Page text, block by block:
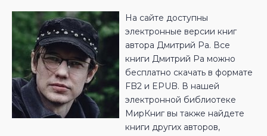
На сайте доступны
электронные версии книг
автора Дмитрий Ра. Все
книги Дмитрий Ра можно
бесплатно скачать в формате
FB2 и EPUB. В нашей
электронной библиотеке
МирКниг вы также найдете
книги других авторов,